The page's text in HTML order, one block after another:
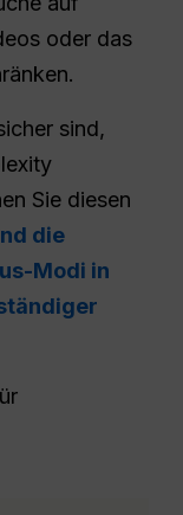
oder das
sind,
Sie diesen
die
Modi in